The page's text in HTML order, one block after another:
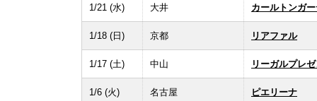
1/21 (水) 大井 カールトンガ
1/18 (日) 京都 リアファル
1/17 (土) 中山 リーガルプレ
1/6 (火) 名古屋 ピエリーナ